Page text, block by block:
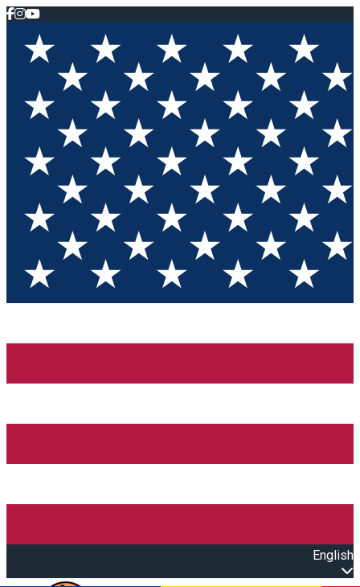
English